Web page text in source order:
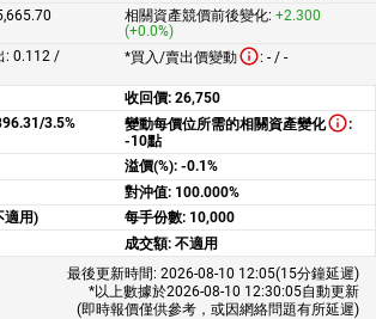
相關資產競價前後變化: +2.300
(+0.0%)
: 0.112 /
*買入/賣出價變動 : - / -
收回價: 26,750
3.5% 變動每價位所需的相關資產變化
:
-10點
溢價(%): -0.1%
對沖值: 100.000%
適用) 每手份數: 10,000
成交額: 不適用
最後更新時間: 2026-08-10 12:05(15分鐘延遲)
*以上數據於2026-08-10 12:30:05自動更新
(即時報價僅供參考，或因網絡問題有所延遲)